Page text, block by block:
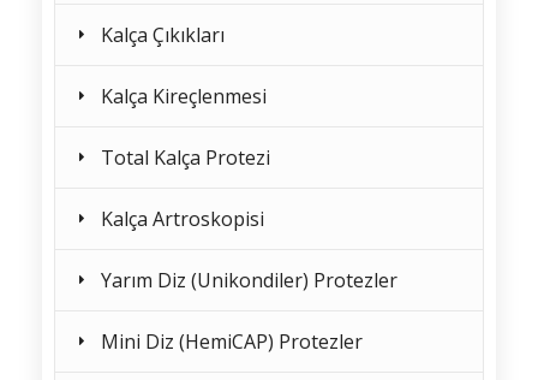
Kalça Çıkıkları
Kalça Kireçlenmesi
Total Kalça Protezi
Kalça Artroskopisi
Yarım Diz (Unikondiler) Protezler
Mini Diz (HemiCAP) Protezler